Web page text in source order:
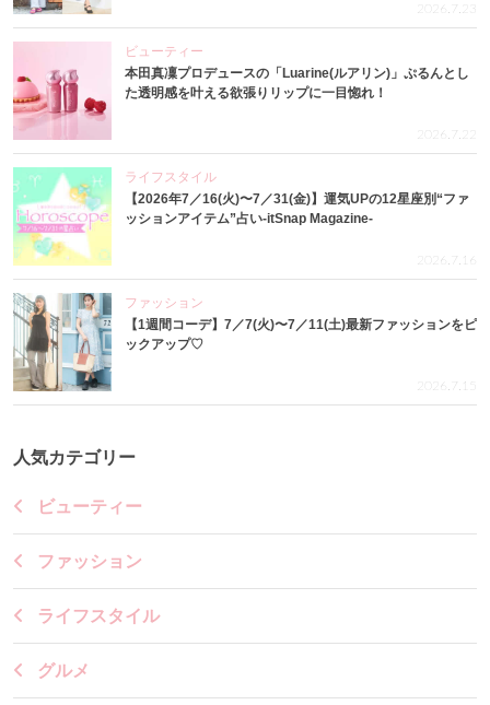
2026.7.23
ビューティー
本田真凜プロデュースの「Luarine(ルアリン)」ぷるんとし
た透明感を叶える欲張りリップに一目惚れ！
2026.7.22
ライフスタイル
【2026年7／16(火)〜7／31(金)】運気UPの12星座別“ファ
ッションアイテム”占い-itSnap Magazine-
2026.7.16
ファッション
【1週間コーデ】7／7(火)〜7／11(土)最新ファッションをピ
ックアップ♡
2026.7.15
人気カテゴリー
ビューティー
ファッション
ライフスタイル
グルメ